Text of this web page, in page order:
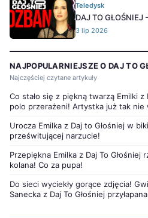
Teledysk
DAJ TO GŁOŚNIEJ
3 lip 2026
NAJPOPULARNIEJSZE O DAJ TO
Najczęściej czytane artykuły
Co stało się z piękną twarzą Emilki z
polo przerażeni! Artystka już tak nie
Urocza Emilka z Daj to Głośniej w
prześwitującej narzucie!
Przepiękna Emilka z Daj To
kolana! Co za pupa!
Do sieci wyciekły gorące zdjęcia!
Sanecka z Daj To Głośniej